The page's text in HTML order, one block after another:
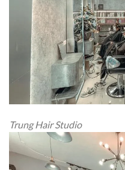
Trung Hair Studio